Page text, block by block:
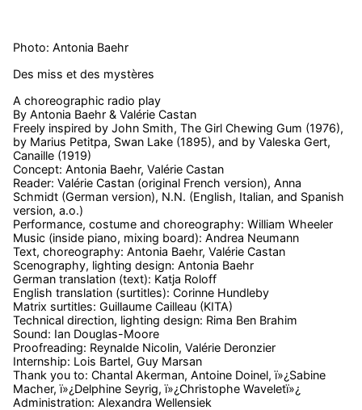
Photo: Antonia Baehr
Des miss et des mystères
A choreographic radio play
By Antonia Baehr & Valérie Castan
Freely inspired by John Smith, The Girl Chewing Gum (1976),
by Marius Petitpa, Swan Lake (1895), and by Valeska Gert,
Canaille (1919)
Concept: Antonia Baehr, Valérie Castan
Reader: Valérie Castan (original French version), Anna
Schmidt (German version), N.N. (English, Italian, and Spanish
version, a.o.)
Performance, costume and choreography: William Wheeler
Music (inside piano, mixing board): Andrea Neumann
Text, choreography: Antonia Baehr, Valérie Castan
Scenography, lighting design: Antonia Baehr
German translation (text): Katja Roloff
English translation (surtitles): Corinne Hundleby
Matrix surtitles: Guillaume Cailleau (KITA)
Technical direction, lighting design: Rima Ben Brahim
Sound: Ian Douglas-Moore
Proofreading: Reynalde Nicolin, Valérie Deronzier
Internship: Lois Bartel, Guy Marsan
Thank you to: Chantal Akerman, Antoine Doinel, ï»¿Sabine
Macher, ï»¿Delphine Seyrig, ï»¿Christophe Waveletï»¿
Administration: Alexandra Wellensiek